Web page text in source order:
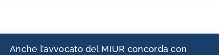
Anche l’avvocato del MIUR concorda con